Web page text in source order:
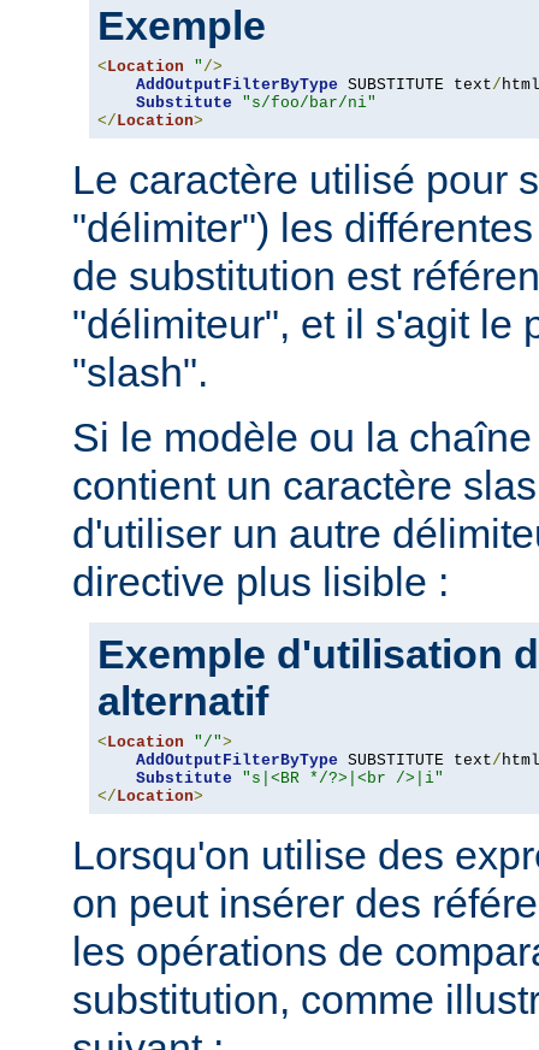
Exemple
< Location " />
AddOutputFilterByType SUBSTITUTE text/ html
Substitute
"s/foo/bar/ni"
</ Location>
Le caractère utilisé pour
"délimiter") les
de substitution est
"délimiteur", et il s'agit le
"slash".
Si le modèle ou la
contient un caractère
d'utiliser un autre
directive plus lisible :
Exemple d'utilisation
alternatif
< Location "/">
AddOutputFilterByType SUBSTITUTE text/ html
Substitute
"s|<BR */?>|<br />|i"
</ Location>
Lorsqu'on utilise des
on peut insérer des
les opérations de
substitution, comme